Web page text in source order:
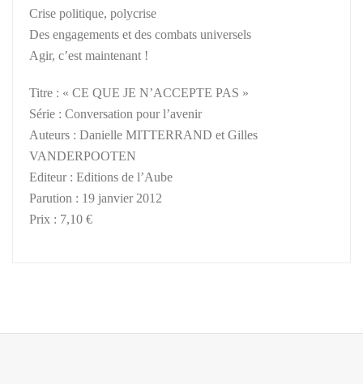
Crise politique, polycrise
Des engagements et des combats universels
Agir, c’est maintenant !
Titre : « CE QUE JE N’ACCEPTE PAS »
Série : Conversation pour l’avenir
Auteurs : Danielle MITTERRAND et Gilles
VANDERPOOTEN
Editeur : Editions de l’Aube
Parution : 19 janvier 2012
Prix : 7,10 €